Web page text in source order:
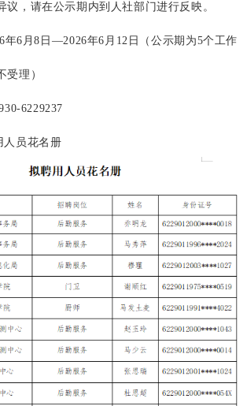
议，请在公示期内到人社部门进行反映。
年6月8日—2026年6月12日（公示期为5个工作
受理）
6229237
人员花名册